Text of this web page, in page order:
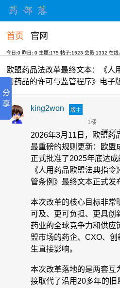
首页 官网
今日:0 昨日: 0 主题:175 帖子:1523 会员:1332 在线
欧盟药品法改革最终文本：《人
用药品的许可与监管程序》电子
king2won 版主
1楼
26-
2026年3月11日，欧盟药
最重磅的规则更新：欧盟
正式批准了2025年底达成
《人用药品欧盟法典指
管条例》最终文本正式发
本次改革的核心目标非常
可及、更可负担、更具创
药业的全球竞争力和供应
盟市场的药企、CXO、
生直接影响。
本次改革落地的是两套互
接取代了沿用20多年的旧